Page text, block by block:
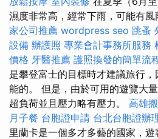
濕度非常高，經常下雨，可能有風
家公司推薦 wordpress seo 跳蚤
設備 辦護照 專業會計事務所服務
價格 牙醫推薦 護照換發的簡單流
是攀登富士的目標時才建議旅行
能的。 但是，由於可用的遊覽大
超負荷並且壓力略有壓力。 高雄
月子餐 台胞證申請 台北台胞證辦
里蘭卡是一個多才多藝的國家，